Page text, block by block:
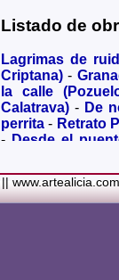
Listado de
Lagrimas de
Criptana) -
la calle
Calatrava) - De
perrita - Retrato
- Desde el
(Bolaños de
costa-A dormir
Familiar-La
del Alcazar en
||